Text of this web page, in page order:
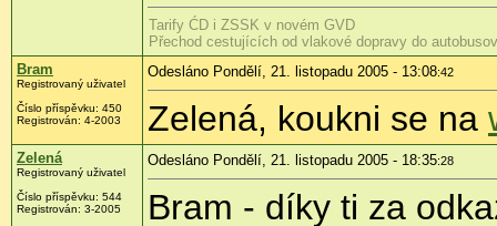
Tarify ĆD i ZSSK v novém GVD
Přechod cestujících od vlakové dopravy do
Bram
Registrovaný uživatel
Číslo příspěvku: 450
Registrován: 4-2003
Odesláno Pondělí, 21. listopadu 2005 - 13:08:42
Zelená, koukni se na
Zelená
Registrovaný uživatel
Číslo příspěvku: 544
Registrován: 3-2005
Odesláno Pondělí, 21. listopadu 2005 - 18:35:28
Bram - díky ti za